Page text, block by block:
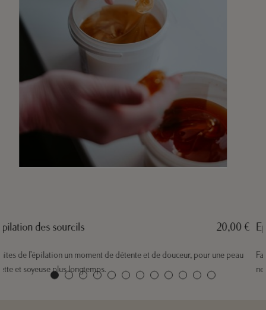
Epilation et création de sourcils 25,00 €
Faites de l’épilation un moment de détente et de douceur, pour une peau
nette et soyeuse plus longtemps.